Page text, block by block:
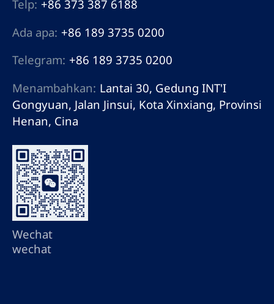
Telp: +86 373 387 6188
Ada apa: +86 189 3735 0200
Telegram: +86 189 3735 0200
Menambahkan: Lantai 30, Gedung INT'I
Gongyuan, Jalan Jinsui, Kota Xinxiang, Provinsi
Henan, Cina
Wechat
wechat